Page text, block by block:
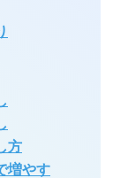
方
増やす